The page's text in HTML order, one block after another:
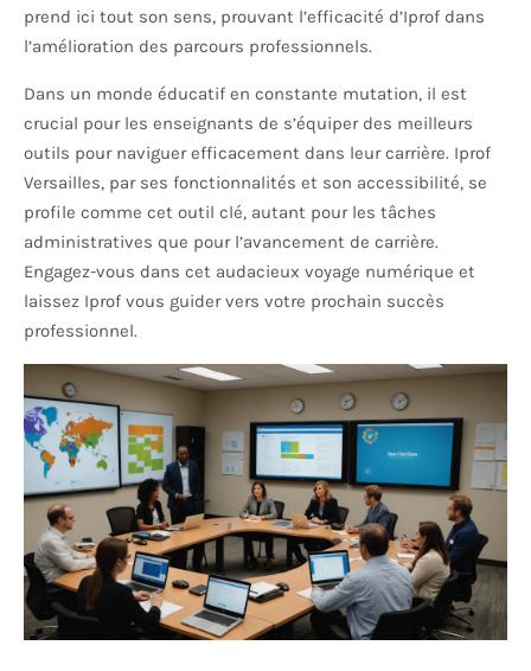
prend ici tout son sens, prouvant l’efficacité d’Iprof dans
l’amélioration des parcours professionnels.
Dans un monde éducatif en constante mutation, il est
crucial pour les enseignants de s’équiper des meilleurs
outils pour naviguer efficacement dans leur carrière. Iprof
Versailles, par ses fonctionnalités et son accessibilité, se
profile comme cet outil clé, autant pour les tâches
administratives que pour l’avancement de carrière.
Engagez-vous dans cet audacieux voyage numérique et
laissez Iprof vous guider vers votre prochain succès
professionnel.